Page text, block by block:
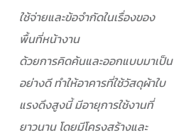
ใช้จ่ายและข้อจำกัดในเรื่องของ
พื้นที่หน้างาน
ด้วยการคิดค้นและออกแบบมาเป็น
อย่างดี ทำให้อาคารที่ใช้วัสดุผ้าใบ
แรงดึงสูงนี้ มีอายุการใช้งานที่
ยาวนาน โดยมีโครงสร้างและ